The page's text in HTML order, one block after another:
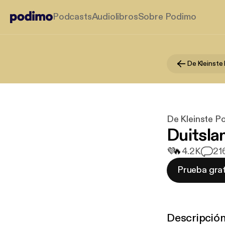
PodcastsAudiolibrosSobre Podimo
De Kleinste
De Kleinste
💜🔥4.2K 2
Prueba